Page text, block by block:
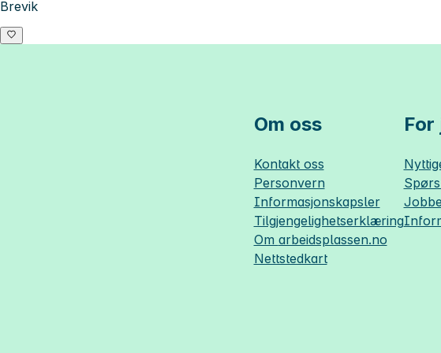
Brevik
Om oss
Kontakt oss
Personvern
Informasjonskapsler
Tilgjengelighetserklæring
Om arbeidsplassen.no
Nettstedkart
For